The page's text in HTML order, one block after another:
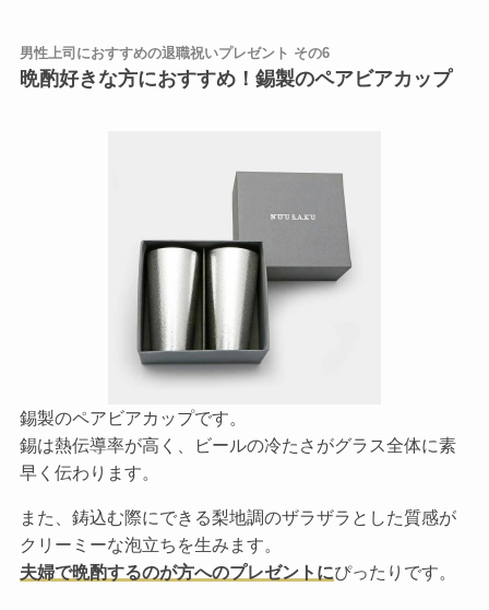
男性上司におすすめの退職祝いプレゼント その6
晩酌好きな方におすすめ！錫製のペアビアカップ
錫製のペアビアカップです。
錫は熱伝導率が高く、ビールの冷たさがグラス全体に素
早く伝わります。
また、鋳込む際にできる梨地調のザラザラとした質感が
クリーミーな泡立ちを生みます。
夫婦で晩酌するのが方へのプレゼントにぴったりです。